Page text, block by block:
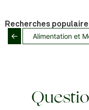
Recherches
← Alimentation et